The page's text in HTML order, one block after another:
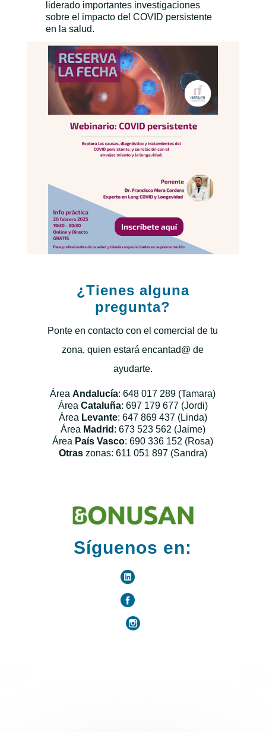
liderado importantes investigaciones
sobre el impacto del COVID persistente
en la salud.
¿Tienes alguna
pregunta?
Ponte en contacto con el comercial de tu
zona, quien estará encantad@ de
ayudarte.
ÁreaAndalucía: 648 017 289 (Tamara)
Área Cataluña: 697 179 677 (Jordi)
Área Levante: 647 869 437 (Linda)
Área Madrid : 673 523 562 (Jaime)
Área País Vasco: 690 336 152 (Rosa)
Otras zonas: 611 051 897 (Sandra)
Síguenos en: